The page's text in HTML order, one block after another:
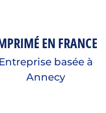
EN FRANCE
Entreprise basée à
Annecy